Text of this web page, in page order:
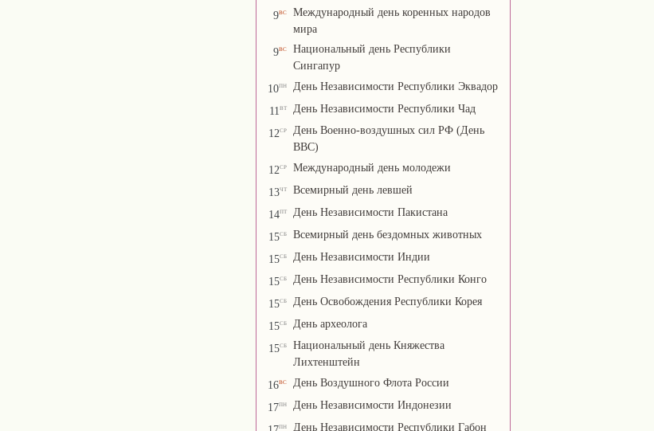
9вс
Международный день коренных народов
мира
9вс
Национальный день Республики
Сингапур
10пн День Независимости Республики Эквадор
11вт День Независимости Республики Чад
12ср
День Военно-воздушных сил РФ (День
ВВС)
12ср Международный день молодежи
13чт Всемирный день левшей
14пт День Независимости Пакистана
15сб Всемирный день бездомных животных
15сб День Независимости Индии
15сб День Независимости Республики Конго
15сб День Освобождения Республики Корея
15сб День археолога
15сб
Национальный день Княжества
Лихтенштейн
16вс День Воздушного Флота России
17пн День Независимости Индонезии
пн День Независимости Республики Габон